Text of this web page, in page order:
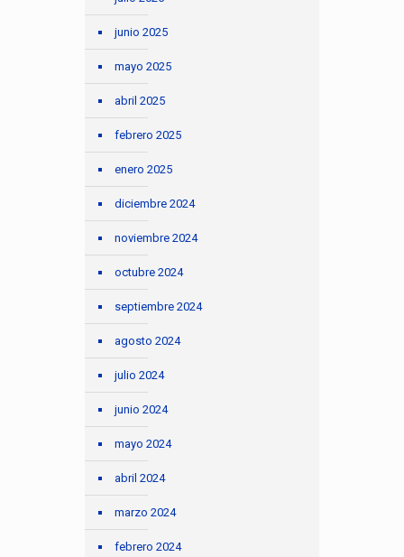
junio 2025
mayo 2025
abril 2025
febrero 2025
enero 2025
diciembre 2024
noviembre 2024
octubre 2024
septiembre 2024
agosto 2024
julio 2024
junio 2024
mayo 2024
abril 2024
marzo 2024
febrero 2024